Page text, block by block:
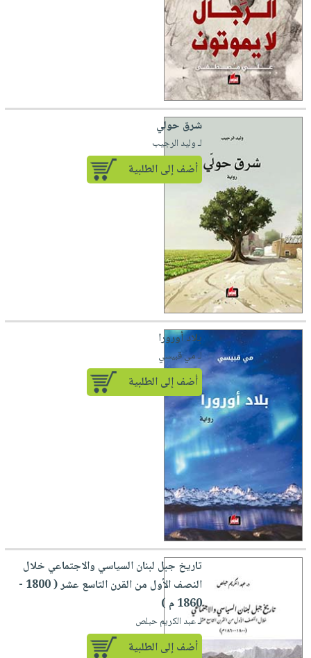
شرق حولي
لـ وليد الرجيب
أضف إلى الطلبية
بلاد أورورا
لـ مي قبيسي
أضف إلى الطلبية
تاريخ جبل لبنان السياسي والاجتماعي خلال
النصف الأول من القرن التاسع عشر ( 1800 -
1860 م )
لـ عبد الكريم حبلص
أضف إلى الطلبية